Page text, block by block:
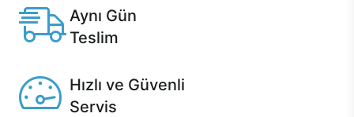
Aynı Gün
Teslim
Hızlı ve Güvenli
Servis